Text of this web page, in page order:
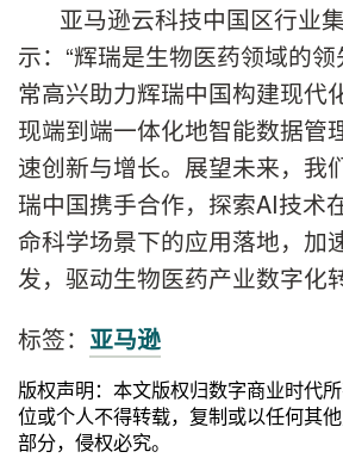
亚马逊云科技中国区行业
示：“辉瑞是生物医药领域的
常高兴助力辉瑞中国构建现代
现端到端一体化地智能数据管
速创新与增长。展望未来，我
瑞中国携手合作，探索AI技术
命科学场景下的应用落地，加
发，驱动生物医药产业数字化
标签： 亚马逊
版权声明：本文版权归数字商业时代
位或个人不得转载，复制或以任何其
部分，侵权必究。